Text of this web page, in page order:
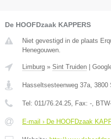
De HOOFDzaak KAPPERS
Niet gevestigd in de plaats
Henegouwen.
Limburg » Sint Truiden |
Hasseltsesteenweg 37a 3800
Tel: 011/76.24.25 , Fax: - ,
E-mail › De HOOFDzaak